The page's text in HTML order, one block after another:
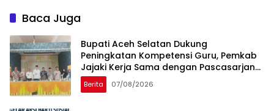
Baca Juga
Bupati Aceh Selatan Dukung
Peningkatan Kompetensi Guru, Pemkab
Jajaki Kerja Sama dengan Pascasarjana
USK
Berita 07/08/2026